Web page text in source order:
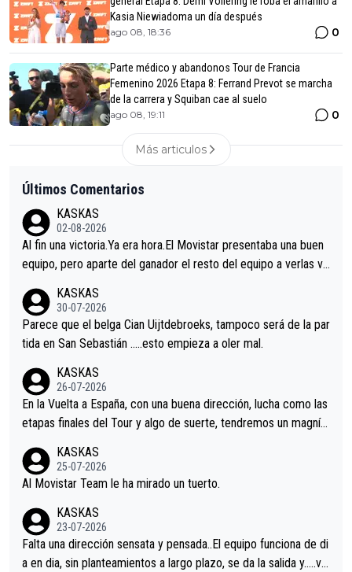
Kasia Niewiadoma un día después
ago 08, 18:36 0
Parte médico y abandonos Tour de Francia
Femenino 2026 Etapa 8: Ferrand Prevot se marcha
de la carrera y Squiban cae al suelo
ago 08, 19:11 0
Más articulos
Últimos Comentarios
KASKAS
02-08-2026
Al fin una victoria.Ya era hora.El Movistar presentaba una buen
equipo, pero aparte del ganador el resto del equipo a verlas ve
s.La única buena noticia es la mejoría de Enric Más en San Seb
astian.Si en la Vuelta a Burgos sigue la mejoría, podríamos ten
er alguna sorpresa en la Vuelta.Ojalá.
KASKAS
30-07-2026
Parece que el belga Cian Uijtdebroeks, tampoco será de la par
tida en San Sebastián …..esto empieza a oler mal.
KASKAS
26-07-2026
En la Vuelta a España, con una buena dirección, lucha como las
etapas finales del Tour y algo de suerte, tendremos un magnífi
KASKAS
25-07-2026
Al Movistar Team le ha mirado un tuerto.
KASKAS
23-07-2026
Falta una dirección sensata y pensada..El equipo funciona de di
a en dia, sin planteamientos a largo plazo, se da la salida y…..ve